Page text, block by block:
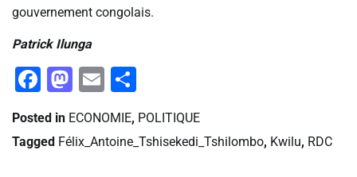
gouvernement congolais.
Patrick Ilunga
Facebook
Mastodon
Email
Posted in ECONOMIE, POLITIQUE
Tagged Félix_Antoine_Tshisekedi_Tshilombo, Kwilu, RDC